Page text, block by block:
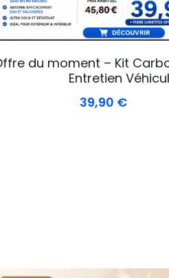
du moment – Kit
Entretien
39,90 €